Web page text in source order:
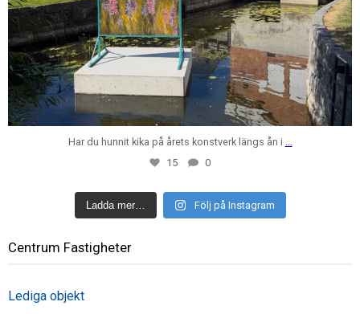
Har du hunnit kika på årets konstverk längs ån i
15
0
Ladda mer… Följ på Instagram
Centrum Fastigheter
Lediga objekt